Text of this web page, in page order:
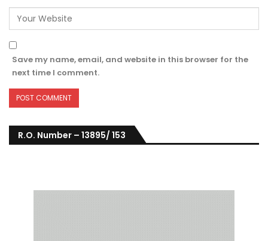
Save my name, email, and website in this browser for the
next time I comment.
R.O. Number – 13895/ 153